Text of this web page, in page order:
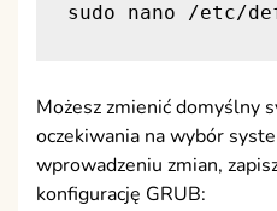
sudo nano /etc/
Możesz zmienić domyślny
oczekiwania na wybór
wprowadzeniu zmian,
konfigurację GRUB: